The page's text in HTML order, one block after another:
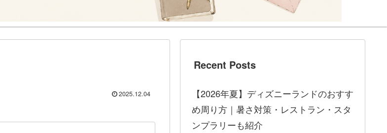
2025.12.04
Recent Posts
【2026年夏】ディズニーランドのおすす
め周り方｜暑さ対策・レストラン・スタ
ンプラリーも紹介